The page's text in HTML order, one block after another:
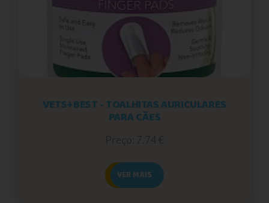
VETS+BEST - TOALHITAS AURICULARES
PARA CÃES
VER MAIS